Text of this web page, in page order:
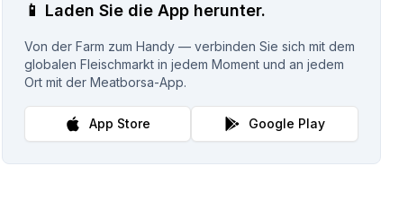
📱 Laden Sie die App herunter.
Von der Farm zum Handy — verbinden Sie sich mit dem
globalen Fleischmarkt in jedem Moment und an jedem
Ort mit der Meatborsa-App.
App Store Google Play